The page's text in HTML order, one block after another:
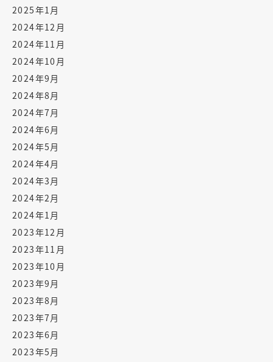
2025年1月
2024年12月
2024年11月
2024年10月
2024年9月
2024年8月
2024年7月
2024年6月
2024年5月
2024年4月
2024年3月
2024年2月
2024年1月
2023年12月
2023年11月
2023年10月
2023年9月
2023年8月
2023年7月
2023年6月
2023年5月